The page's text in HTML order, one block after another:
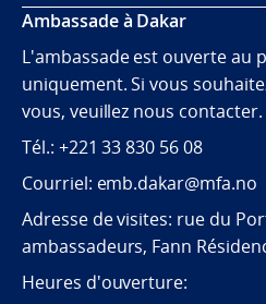
Ambassade à Dakar
L'ambassade est ouverte au
uniquement. Si vous
vous, veuillez nous contacter.
Tél.: +221 33 830 56 08
Courriel: emb.dakar@mfa.no
Adresse de visites: rue du
ambassadeurs, Fann
Heures d'ouverture: